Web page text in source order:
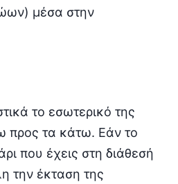
μέσα στην
το εσωτερικό της
προς τα κάτω. Εάν το
που έχεις στη διάθεσή
την έκταση της